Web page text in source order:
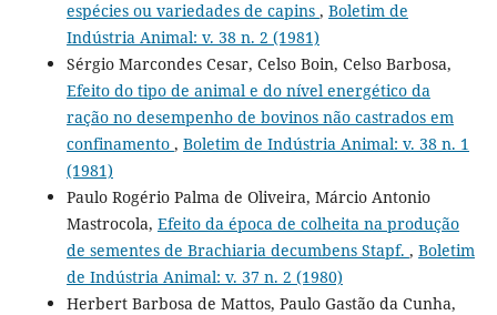
espécies ou variedades de capins , Boletim de
Indústria Animal: v. 38 n. 2 (1981)
Sérgio Marcondes Cesar, Celso Boin, Celso Barbosa,
Efeito do tipo de animal e do nível energético da
ração no desempenho de bovinos não castrados em
confinamento , Boletim de Indústria Animal: v. 38 n. 1
(1981)
Paulo Rogério Palma de Oliveira, Márcio Antonio
Mastrocola, Efeito da época de colheita na produção
de sementes de Brachiaria decumbens Stapf. , Boletim
de Indústria Animal: v. 37 n. 2 (1980)
Herbert Barbosa de Mattos, Paulo Gastão da Cunha,